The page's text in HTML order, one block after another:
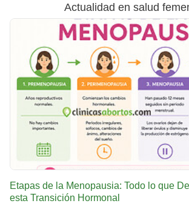
Actualidad en salud
Etapas de la Menopausia: Todo lo que
esta Transición Hormonal